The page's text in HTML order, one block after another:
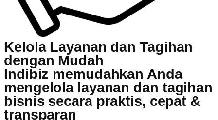
Kelola Layanan dan Tagihan
dengan Mudah
Indibiz memudahkan Anda
mengelola layanan dan tagihan
bisnis secara praktis, cepat &
transparan